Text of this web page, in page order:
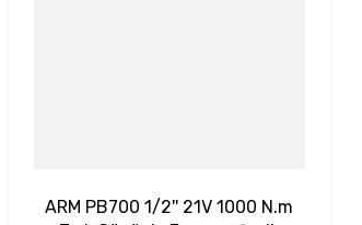
ARM PB700 1/2'' 21V 1000 N.m